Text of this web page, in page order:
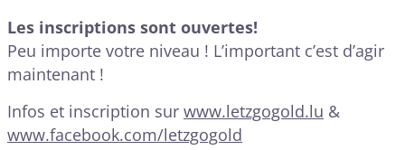
Les inscriptions sont ouvertes!
Peu importe votre niveau ! L’important c’est d’agir
maintenant !
Infos et inscription sur www.letzgogold.lu &
www.facebook.com/letzgogold